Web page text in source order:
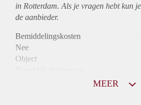
in Rotterdam. Als je vragen hebt kun
de aanbieder.
Bemiddelingskosten
Nee
Object
MEER